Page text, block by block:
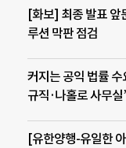
[화보] 최종 발표 앞
루션 막판 점검
커지는 공익 법률
규직·나홀로 사무실
[유한양행-유일한